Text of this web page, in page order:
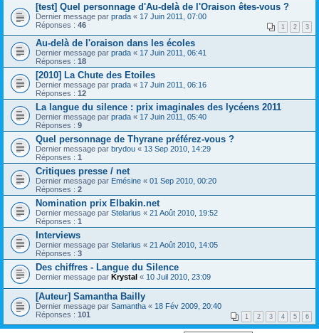
[test] Quel personnage d'Au-delà de l'Oraison êtes-vous ?
Dernier message par prada « 17 Juin 2011, 07:00
Réponses : 46 1 2 3
Au-delà de l'oraison dans les écoles
Dernier message par prada « 17 Juin 2011, 06:41
Réponses : 18
[2010] La Chute des Etoiles
Dernier message par prada « 17 Juin 2011, 06:16
Réponses : 12
La langue du silence : prix imaginales des lycéens 2011
Dernier message par prada « 17 Juin 2011, 05:40
Réponses : 9
Quel personnage de Thyrane préférez-vous ?
Dernier message par brydou « 13 Sep 2010, 14:29
Réponses : 1
Critiques presse / net
Dernier message par Emésine « 01 Sep 2010, 00:20
Réponses : 2
Nomination prix Elbakin.net
Dernier message par Stelarius « 21 Août 2010, 19:52
Réponses : 1
Interviews
Dernier message par Stelarius « 21 Août 2010, 14:05
Réponses : 3
Des chiffres - Langue du Silence
Dernier message par Krystal « 10 Juil 2010, 23:09
[Auteur] Samantha Bailly
Dernier message par Samantha « 18 Fév 2009, 20:40
Réponses : 101 1 2 3 4 5 6